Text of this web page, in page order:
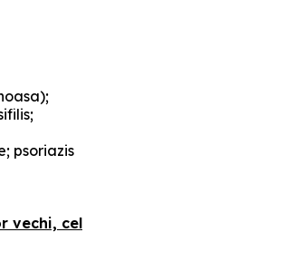
psoriazis
vechi, cel